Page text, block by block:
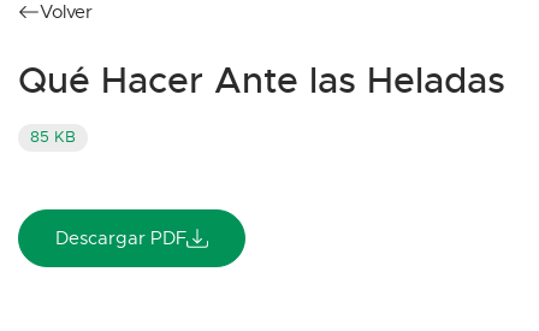
Volver
Qué Hacer Ante las Heladas
85 KB
Descargar PDF